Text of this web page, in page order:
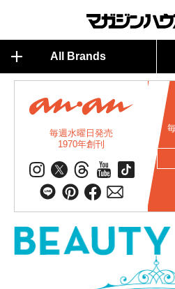
All Brands
毎週水曜日発売
1970年創刊